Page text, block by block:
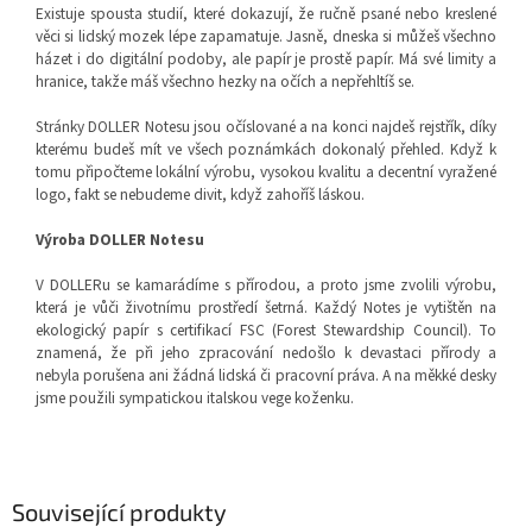
Související produkty
Existuje spousta studií, které dokazují, že ručně psané nebo kreslené
věci si lidský mozek lépe zapamatuje. Jasně, dneska si můžeš všechno
házet i do digitální podoby, ale papír je prostě papír. Má své limity a
hranice, takže máš všechno hezky na očích a nepřehltíš se.
Stránky DOLLER Notesu jsou očíslované a na konci najdeš rejstřík, díky
kterému budeš mít ve všech poznámkách dokonalý přehled. Když k
tomu připočteme lokální výrobu, vysokou kvalitu a decentní vyražené
logo, fakt se nebudeme divit, když zahoříš láskou.
Výroba DOLLER Notesu
V DOLLERu se kamarádíme s přírodou, a proto jsme zvolili výrobu,
která je vůči životnímu prostředí šetrná. Každý Notes je vytištěn na
ekologický papír s certifikací FSC (Forest Stewardship Council). To
znamená, že při jeho zpracování nedošlo k devastaci přírody a
nebyla porušena ani žádná lidská či pracovní práva. A na měkké desky
jsme použili sympatickou italskou vege koženku.